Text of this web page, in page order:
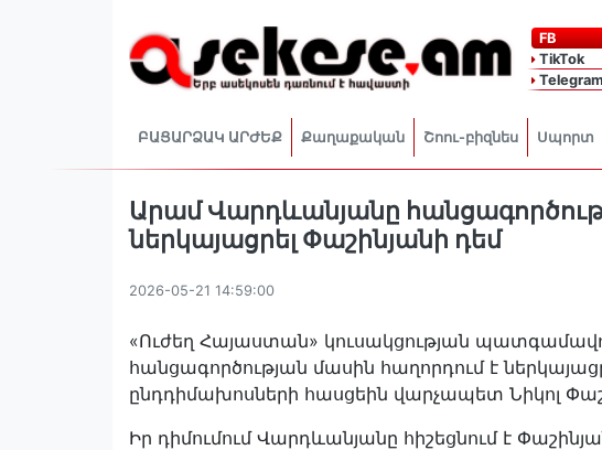
FB
TikTok
Telegram
ԲԱՑԱՐՁԱԿ ԱՐԺԵՔ Քաղաքական Շոու-բիզնես Սպորտ
Արամ Վարդևանյանը
ներկայացրել Փաշինյանի դեմ
2026-05-21 14:59:00
«Ուժեղ Հայաստան» կուսակցության
հանցագործության մասին հաղորդում է
ընդդիմախոսների հասցեին վարչապետ Նիկոլ
Իր դիմումում Վարդևանյանը հիշեցնում է